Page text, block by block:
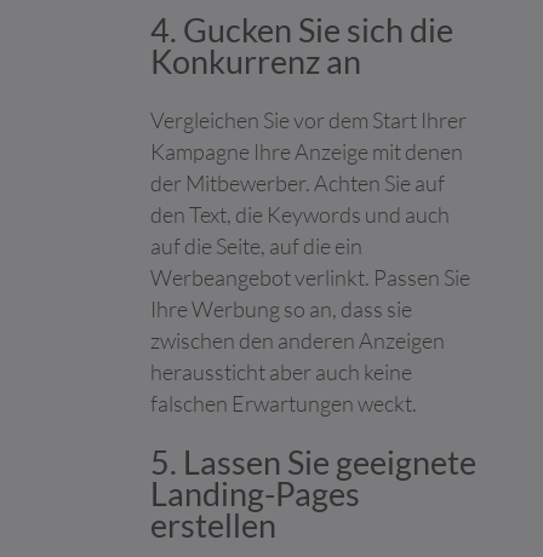
4. Gucken Sie sich die
Konkurrenz an
Vergleichen Sie vor dem Start Ihrer
Kampagne Ihre Anzeige mit denen
der Mitbewerber. Achten Sie auf
den Text, die Keywords und auch
auf die Seite, auf die ein
Werbeangebot verlinkt. Passen Sie
Ihre Werbung so an, dass sie
zwischen den anderen Anzeigen
heraussticht aber auch keine
falschen Erwartungen weckt.
5. Lassen Sie geeignete
Landing-Pages
erstellen
seine letzte URL-
Adresse registriert
wird.
Platforms,
Inc.
Nutzer die Website
erreicht hat, indem
seine letzte URL-
Adresse registriert
wird.
g
LinkedIn
Speichert den
Zustimmungsstatus
des Benutzers für
Cookies auf der
aktuellen Domäne.
Networking-Dienst
Verfolgung der
Verwendung von
eingebetteten
Dienstleistungen.